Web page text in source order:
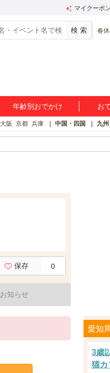
マイクーポン
春
年齢別おでかけ お
大阪 京都 兵庫 中国・四国 九
保存 0
お知らせ
愛知
3歳
猫カ